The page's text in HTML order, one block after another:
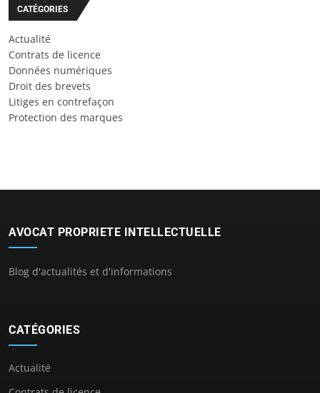
CATÉGORIES
Actualité
Contrats de licence
Données numériques
Droit des brevets
Litiges en contrefaçon
Protection des marques
AVOCAT PROPRIETE INTELLECTUELLE
Blog d'actualités et d'informations
CATÉGORIES
Actualité